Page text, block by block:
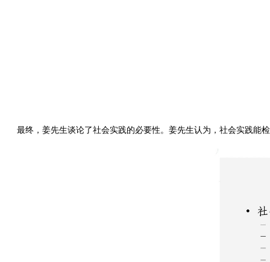
最终，姜先生谈论了社会实践的必要性。姜先生认为，社会实践能